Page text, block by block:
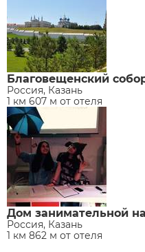
Благовещенский
Россия, Казань
1 км 607 м от отеля
Дом занимательной
Россия, Казань
1 км 862 м от отеля